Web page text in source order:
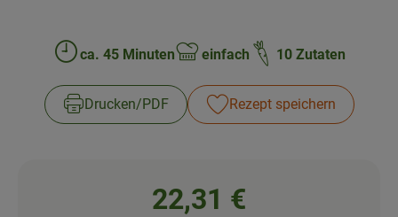
Über Grünland
Service
Blog
Zubreitungszeit:
ca. 45 Minuten
Schwierigkeit:
einfach 10 Zutaten
Drucken​/​PDF Rezept speichern
22,31 €